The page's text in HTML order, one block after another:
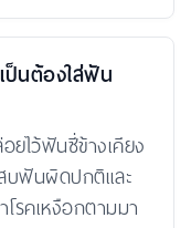
นต้องใส่ฟัน
ยไว้ฟันซี่ข้างเคียง
บฟันผิดปกติและ
รคเหงือกตามมา